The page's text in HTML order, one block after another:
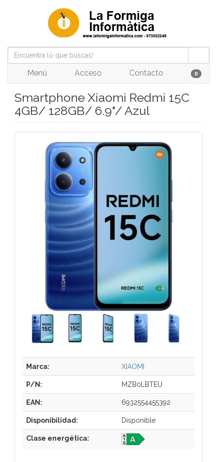
Menú Acceso Contacto 0
Smartphone Xiaomi Redmi 15C
4GB/ 128GB/ 6.9"/ Azul
Marca: XIAOMI
P/N: MZB0LBTEU
EAN: 6932554455392
Disponibilidad: Disponible
Clase energética: